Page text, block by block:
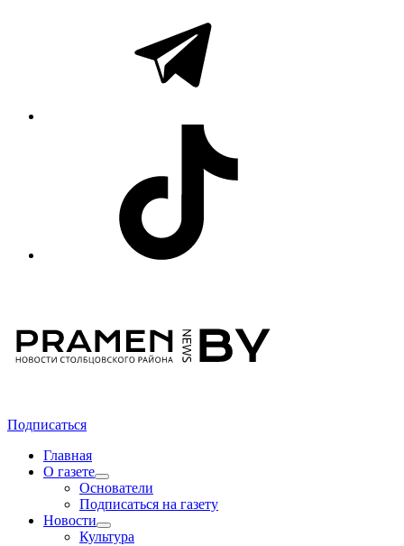
Подписаться
Главная
О газете
Основатели
Подписаться на газету
Новости
Культура